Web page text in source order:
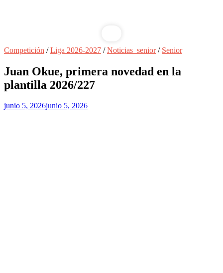
Competición /Liga 2026-2027 /Noticias_senior/ Senior
Juan Okue, primera novedad en la
plantilla 2026/227
junio 5, 2026junio 5, 2026